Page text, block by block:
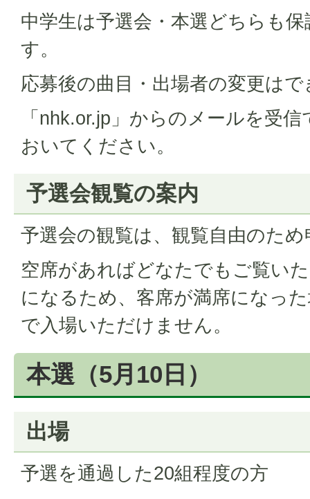
中学生は予選会・本選どちらも
す。
応募後の曲目・出場者の変更は
「nhk.or.jp」からのメールを受
おいてください。
予選会観覧の案内
予選会の観覧は、観覧自由のた
空席があればどなたでもご覧い
になるため、客席が満席になっ
で入場いただけません。
本選（5月10日）
出場
予選を通過した20組程度の方